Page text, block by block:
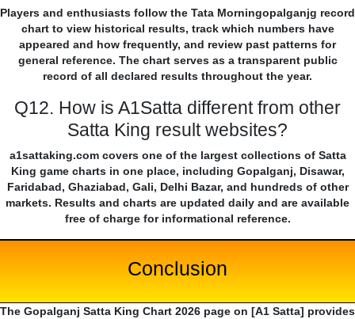
Players and enthusiasts follow the Tata Morningopalganjg record
chart to view historical results, track which numbers have
appeared and how frequently, and review past patterns for
general reference. The chart serves as a transparent public
record of all declared results throughout the year.
Q12. How is A1Satta different from other
Satta King result websites?
a1sattaking.com covers one of the largest collections of Satta
King game charts in one place, including Gopalganj, Disawar,
Faridabad, Ghaziabad, Gali, Delhi Bazar, and hundreds of other
markets. Results and charts are updated daily and are available
free of charge for informational reference.
Conclusion
The Gopalganj Satta King Chart 2026 page on [A1 Satta] provides